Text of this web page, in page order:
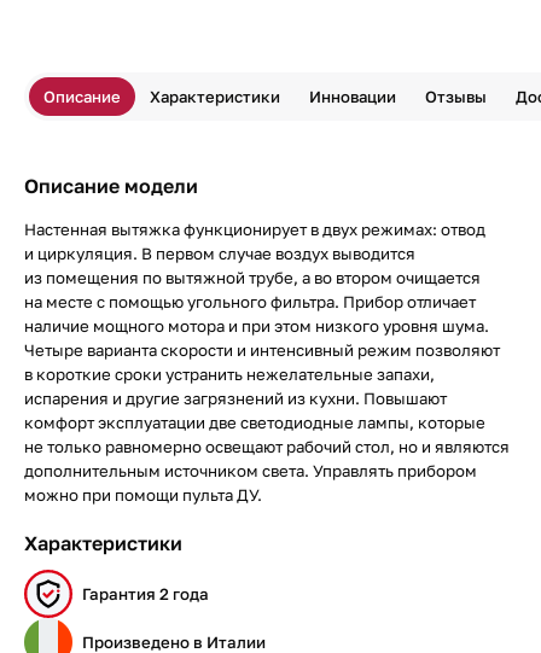
Описание Характеристики Инновации Отзывы
Описание модели
Настенная вытяжка функционирует в двух режимах: отвод
и циркуляция. В первом случае воздух выводится
из помещения по вытяжной трубе, а во втором очищается
на месте с помощью угольного фильтра. Прибор отличает
наличие мощного мотора и при этом низкого уровня шума.
Четыре варианта скорости и интенсивный режим позволяют
в короткие сроки устранить нежелательные запахи,
испарения и другие загрязнений из кухни. Повышают
комфорт эксплуатации две светодиодные лампы, которые
не только равномерно освещают рабочий стол, но и являются
дополнительным источником света. Управлять прибором
можно при помощи пульта ДУ.
Характеристики
Гарантия 2 года
Произведено в Италии